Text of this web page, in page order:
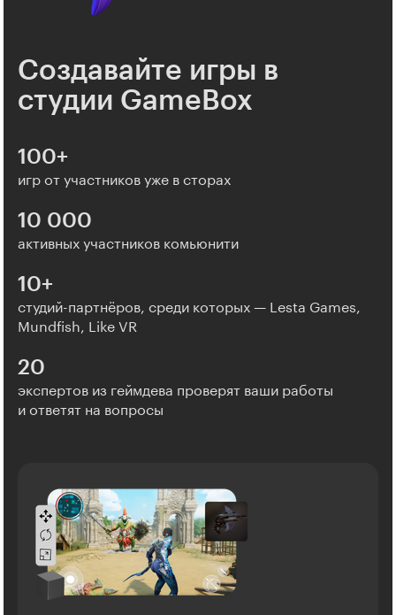
Создавайте игры в
студии GameBox
100+
игр от участников уже в сторах
10 000
активных участников комьюнити
10+
студий-партнёров, среди которых — Lesta Games,
Mundfish, Like VR
20
экспертов из геймдева проверят ваши работы
и ответят на вопросы